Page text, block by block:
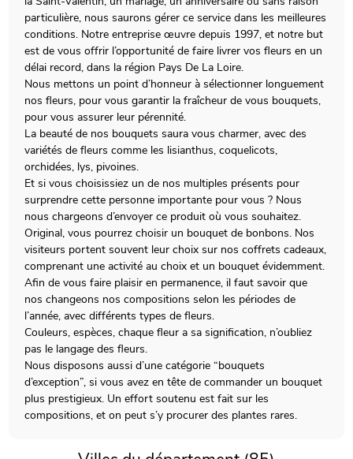
particulière, nous saurons gérer ce service dans les meilleures
conditions. Notre entreprise œuvre depuis 1997, et notre but
est de vous offrir l’opportunité de faire livrer vos fleurs en un
délai record, dans la région Pays De La Loire.
Nous mettons un point d’honneur à sélectionner longuement
nos fleurs, pour vous garantir la fraîcheur de vous bouquets,
pour vous assurer leur pérennité.
La beauté de nos bouquets saura vous charmer, avec des
variétés de fleurs comme les lisianthus, coquelicots,
orchidées, lys, pivoines.
Et si vous choisissiez un de nos multiples présents pour
surprendre cette personne importante pour vous ? Nous
nous chargeons d’envoyer ce produit où vous souhaitez.
Original, vous pourrez choisir un bouquet de bonbons. Nos
visiteurs portent souvent leur choix sur nos coffrets cadeaux,
comprenant une activité au choix et un bouquet évidemment.
Afin de vous faire plaisir en permanence, il faut savoir que
nos changeons nos compositions selon les périodes de
l’année, avec différents types de fleurs.
Couleurs, espèces, chaque fleur a sa signification, n’oubliez
pas le langage des fleurs.
Nous disposons aussi d’une catégorie “bouquets
d’exception”, si vous avez en tête de commander un bouquet
plus prestigieux. Un effort soutenu est fait sur les
compositions, et on peut s’y procurer des plantes rares.